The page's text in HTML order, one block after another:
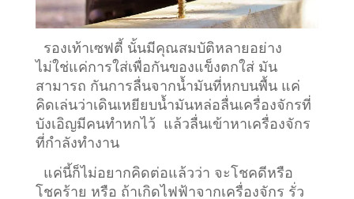
รองเท้าเซฟตี้ นั้นมีคุณสมบัติหลายอย่าง
ไม่ใช่แค่การใส่เพื่อกันของแข็งตกใส่ มัน
สามารถ กันการลื่นจากน้ำมันที่หกบนพื้น แค่
คิดเล่นว่าเดินเหยียบน้ำมันหล่อลื่นเครื่องจักรที่
บังเอิญมีคนทำหกไว้ แล้วลื่นเข้าหาเครื่องจักร
ที่กำลังทำงาน
แค่นี้ก็ไม่อยากคิดต่อแล้วว่า จะโชคดีหรือ
โชคร้าย หรือ ถ้าเกิดไฟฟ้าจากเครื่องจักร รั่ว